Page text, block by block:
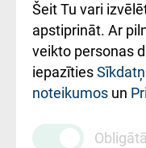
Rekvizīti un
ārstniecības
iestādes kods
010000234
Maksas
Šeit Tu vari
apstiprināt. Ar
veikto personas
iepazīties
noteikumos un